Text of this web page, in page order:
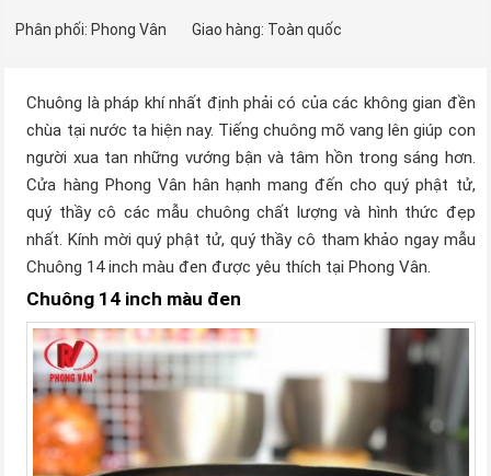
Phân phối: Phong Vân Giao hàng: Toàn quốc
Chuông là pháp khí nhất định phải có của các không gian đền
chùa tại nước ta hiện nay. Tiếng chuông mõ vang lên giúp con
người xua tan những vướng bận và tâm hồn trong sáng hơn.
Cửa hàng Phong Vân hân hạnh mang đến cho quý phật tử,
quý thầy cô các mẫu chuông chất lượng và hình thức đẹp
nhất. Kính mời quý phật tử, quý thầy cô tham khảo ngay mẫu
Chuông 14 inch màu đen được yêu thích tại Phong Vân.
Chuông 14 inch màu đen